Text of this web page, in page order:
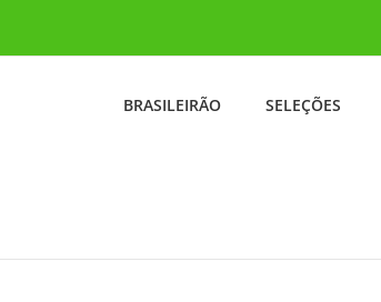
BRASILEIRÃO SELEÇÕES